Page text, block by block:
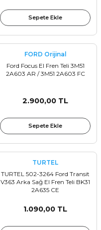
Sepete Ekle
FORD Orijinal
Ford Focus El Fren Teli 3M51
2A603 AR / 3M51 2A603 FC
2.900,00 TL
Sepete Ekle
TURTEL
TURTEL 502-3264 Ford Transit
V363 Arka Sağ El Fren Teli BK31
2A635 CE
1.090,00 TL